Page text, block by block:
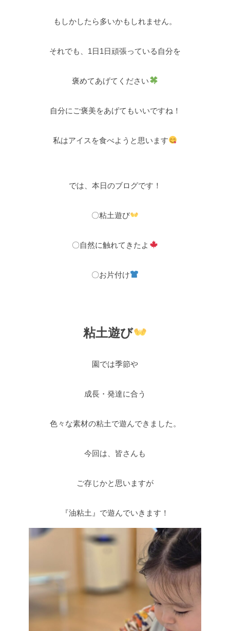
もしかしたら多いかもしれません。
それでも、1日1日頑張っている自分を
褒めてあげてください
自分にご褒美をあげてもいいですね！
私はアイスを食べようと思います
では、本日のブログです！
〇粘土遊び
〇自然に触れてきたよ
〇お片付け
粘土遊び
園では季節や
成長・発達に合う
色々な素材の粘土で遊んできました。
今回は、皆さんも
ご存じかと思いますが
『油粘土』で遊んでいきます！